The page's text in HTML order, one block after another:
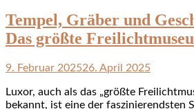
Tempel, Gräber und
Das größte
9. Februar 202526. April 2025
Luxor, auch als das „größte
bekannt, ist eine der faszinierendsten